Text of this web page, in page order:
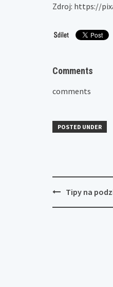
Zdroj: https://
Comments
comments
POSTED UNDER
Post
navigation
Tipy na